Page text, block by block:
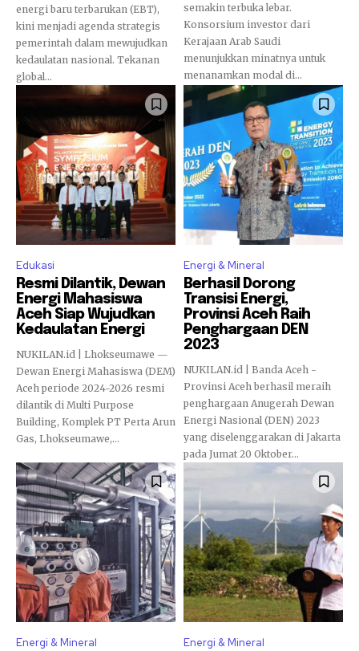
energi baru terbarukan (EBT),
kini menjadi agenda strategis
pemerintah dalam mewujudkan
kedaulatan nasional. Tekanan
global...
semakin terbuka lebar.
Konsorsium investor dari
Kerajaan Arab Saudi
menunjukkan minatnya untuk
menanamkan modal di...
Edukasi
Resmi Dilantik, Dewan
Energi Mahasiswa
Aceh Siap Wujudkan
Kedaulatan Energi
NUKILAN.id | Lhokseumawe —
Dewan Energi Mahasiswa (DEM)
Aceh periode 2024-2026 resmi
dilantik di Multi Purpose
Building, Komplek PT Perta Arun
Gas, Lhokseumawe,...
Energi & Mineral
Berhasil Dorong
Transisi Energi,
Provinsi Aceh Raih
Penghargaan DEN
2023
NUKILAN.id | Banda Aceh -
Provinsi Aceh berhasil meraih
penghargaan Anugerah Dewan
Energi Nasional (DEN) 2023
yang diselenggarakan di Jakarta
pada Jumat 20 Oktober...
Energi & Mineral Energi & Mineral